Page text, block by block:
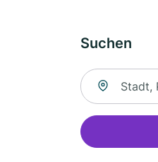
Suchen
Suche nach Ort